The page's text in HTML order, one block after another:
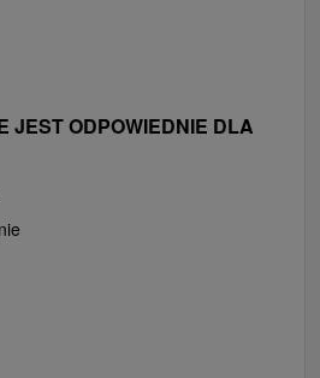
JEST ODPOWIEDNIE DLA